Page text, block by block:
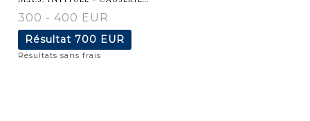
300 - 400 EUR
Résultat 700 EUR
Résultats sans frais